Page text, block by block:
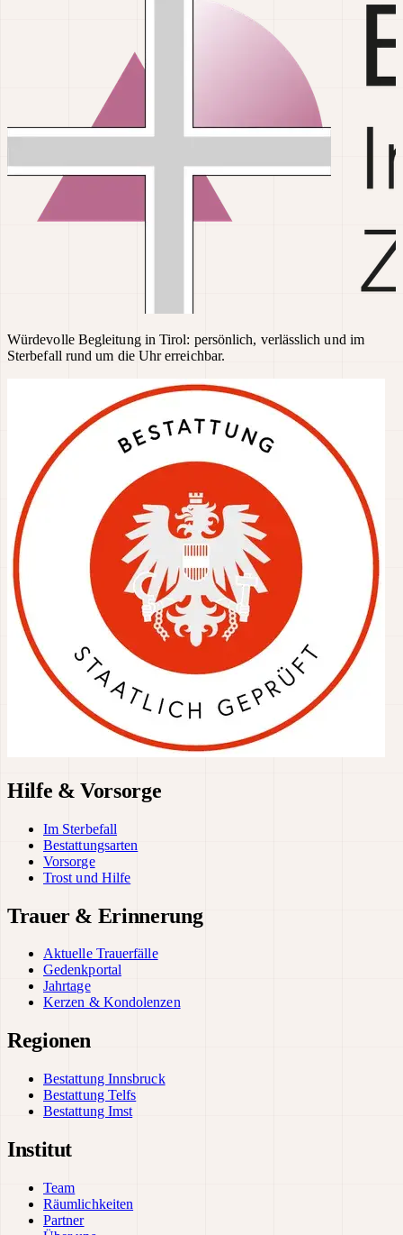
Würdevolle Begleitung in Tirol: persönlich, verlässlich und im
Sterbefall rund um die Uhr erreichbar.
Hilfe & Vorsorge
Im Sterbefall
Bestattungsarten
Vorsorge
Trost und Hilfe
Trauer & Erinnerung
Aktuelle Trauerfälle
Gedenkportal
Jahrtage
Kerzen & Kondolenzen
Regionen
Bestattung Innsbruck
Bestattung Telfs
Bestattung Imst
Institut
Team
Räumlichkeiten
Partner